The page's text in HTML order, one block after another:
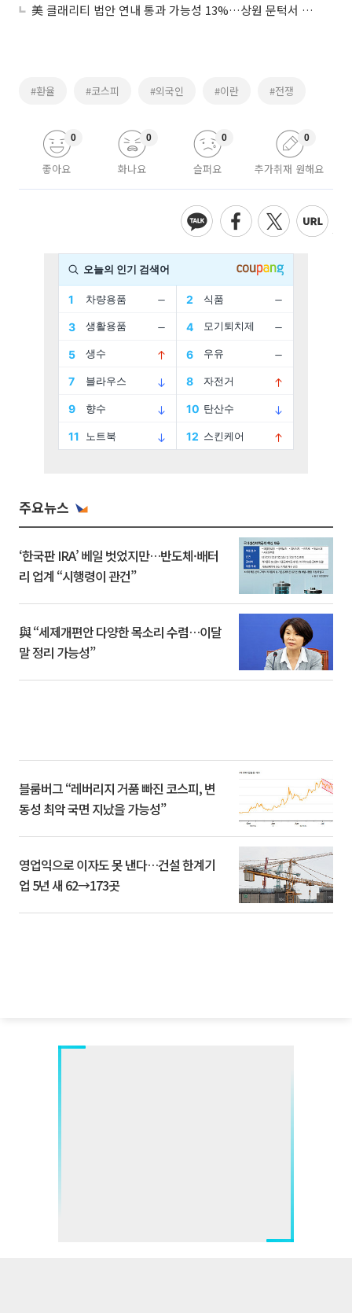
美 클래리티 법안 연내 통과 가능성 13%…상원 문턱서 제동
#환율 #코스피 #외국인 #이란 #전쟁
좋아요
0
화나요
0
슬퍼요
0
추가취재 원해요
0
주요뉴스
‘한국판 IRA’ 베일 벗었지만…반도체·배터
리 업계 “시행령이 관건”
與 “세제개편안 다양한 목소리 수렴…이달
말 정리 가능성”
블룸버그 “레버리지 거품 빠진 코스피, 변
동성 최악 국면 지났을 가능성”
영업익으로 이자도 못 낸다…건설 한계기
업 5년 새 62→173곳